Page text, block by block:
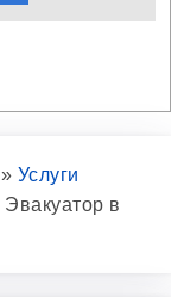
» Услуги
Эвакуатор в